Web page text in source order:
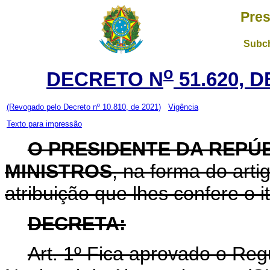
DECRETO No 51.620,
(Revogado pelo Decreto nº 10.810, de 2021)
Vigência
Texto para impressão
O PRESIDENTE DA
MINISTROS, na forma do
atribuição que lhes confere o
DECRETA:
Art. 1º Fica aprovado o